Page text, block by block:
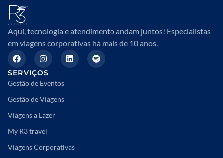
Aqui, tecnologia e atendimento andam juntos! Especialistas
em viagens corporativas há mais de 10 anos.
SERVIÇOS
Gestão de Eventos
Gestão de Viagens
Viagens a Lazer
My R3 travel
Viagens Corporativas